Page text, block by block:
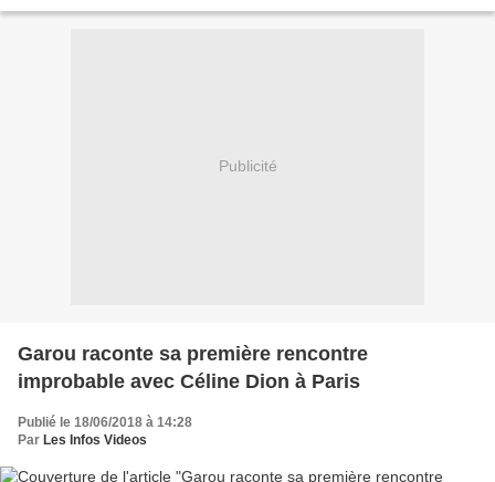
Publicité
Garou raconte sa première rencontre
improbable avec Céline Dion à Paris
Publié le 18/06/2018 à 14:28
Par Les Infos Videos